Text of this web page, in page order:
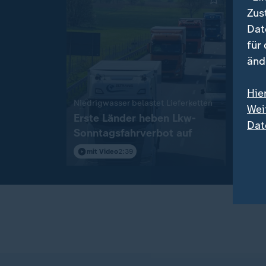
Niedrigwasser belastet Lieferketten
Erste Länder heben Lkw-
Sonntagsfahrverbot auf
mit Video2:39
Was
für